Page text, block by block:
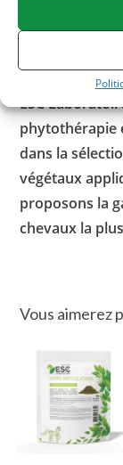
Pour favoriser
en huiles
ESC
phytothérapie
dans la
végétaux
proposons la
chevaux la
Vous aimerez